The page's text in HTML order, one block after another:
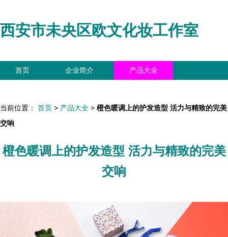
西安市未央区欧文化妆工作室
首页 企业简介 产品大全
当前位置： 首页 > 产品大全 > 橙色暖调上的护发造型 活力与精致的完美
交响
橙色暖调上的护发造型 活力与精致的完美
交响